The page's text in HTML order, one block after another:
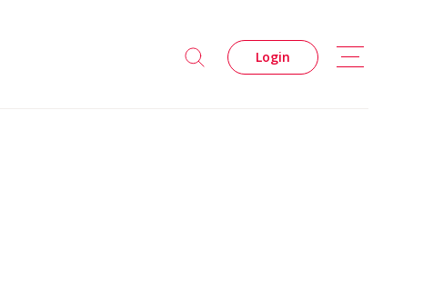
Login